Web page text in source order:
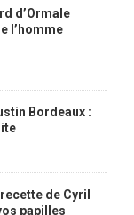
d’Ormale
l’homme
Bordeaux :
de Cyril
papilles